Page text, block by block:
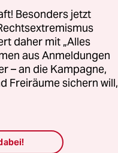
Besonders jetzt
daher mit „Alles
aus Anmeldungen
– an die Kampagne,
Freiräume sichern will,